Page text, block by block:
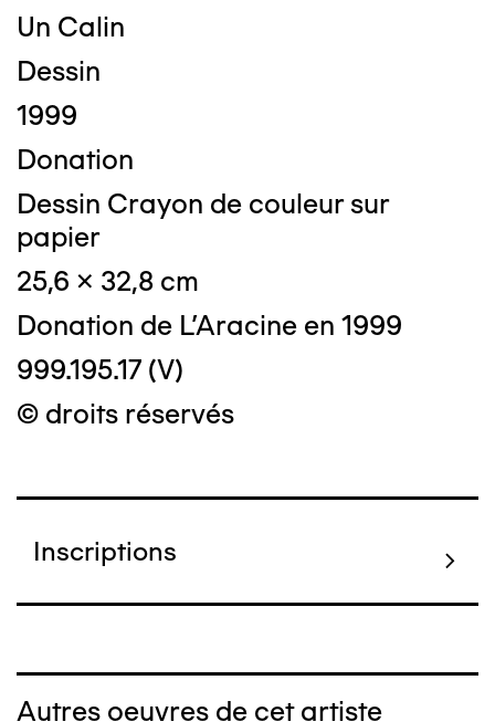
Un Calin
Dessin
1999
Donation
Dessin Crayon de couleur sur
papier
25,6 x 32,8 cm
Donation de L'Aracine en 1999
999.195.17 (V)
© droits réservés
Inscriptions
Autres oeuvres de cet artiste